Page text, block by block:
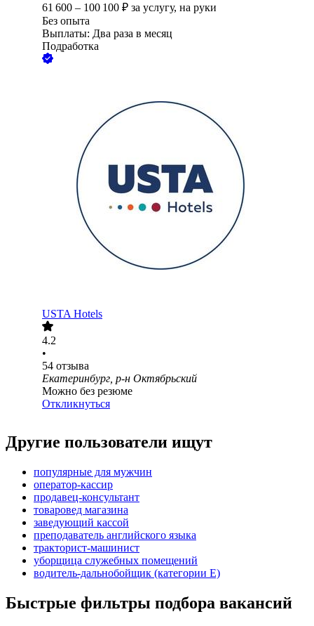
61 600 – 100 100 ₽ за услугу, на руки
Без опыта
Выплаты: Два раза в месяц
Подработка
USTA Hotels
4.2
•
54 отзыва
Екатеринбург, р-н Октябрьский
Можно без резюме
Откликнуться
Другие пользователи ищут
популярные для мужчин
оператор-кассир
продавец-консультант
товаровед магазина
заведующий кассой
преподаватель английского языка
тракторист-машинист
уборщица служебных помещений
водитель-дальнобойщик (категории Е)
Быстрые фильтры подбора вакансий